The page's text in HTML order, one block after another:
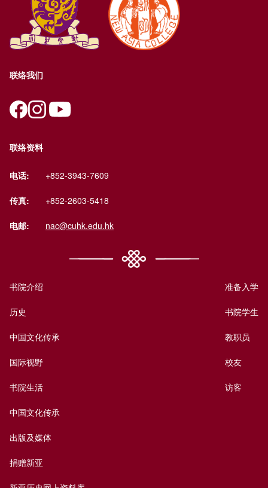
联络我们
联络资料
电话: +852-3943-7609
传真: +852-2603-5418
电邮: nac@cuhk.edu.hk
书院介绍
历史
中国文化传承
国际视野
书院生活
中国文化传承
出版及媒体
捐赠新亚
准备入学
书院学生
教职员
校友
访客